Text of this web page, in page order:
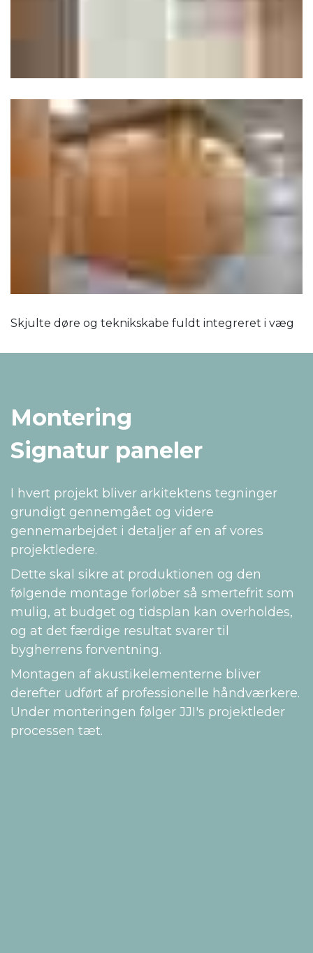
Skjulte døre og teknikskabe fuldt integreret i væg
Montering
Signatur paneler
I hvert projekt bliver arkitektens tegninger
grundigt gennemgået og videre
gennemarbejdet i detaljer af en af vores
projektledere.
Dette skal sikre at produktionen og den
følgende montage forløber så smertefrit som
mulig, at budget og tidsplan kan overholdes,
og at det færdige resultat svarer til
bygherrens forventning.
Montagen af akustikelementerne bliver
derefter udført af professionelle håndværkere.
Under monteringen følger JJI's projektleder
processen tæt.